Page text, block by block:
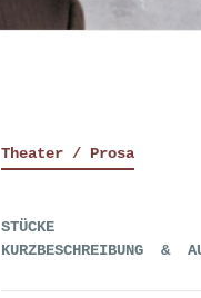
Theater / Prosa
STÜCKE
KURZBESCHREIBUNG &